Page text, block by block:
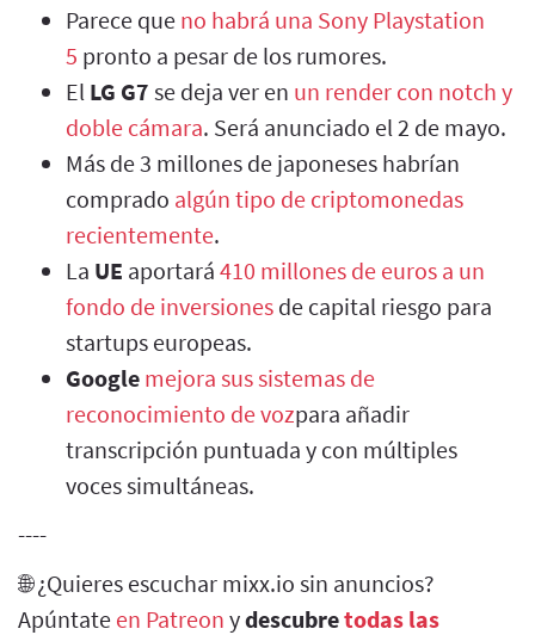
Parece que no habrá una Sony Playstation
5 pronto a pesar de los rumores.
El LG G7 se deja ver en un render con notch y
doble cámara. Será anunciado el 2 de mayo.
Más de 3 millones de japoneses habrían
comprado algún tipo de criptomonedas
recientemente.
La UE aportará 410 millones de euros a un
fondo de inversiones de capital riesgo para
startups europeas.
Google mejora sus sistemas de
reconocimiento de vozpara añadir
transcripción puntuada y con múltiples
voces simultáneas.
----
🌐 ¿Quieres escuchar mixx.io sin anuncios?
Apúntate en Patreon ydescubretodas las